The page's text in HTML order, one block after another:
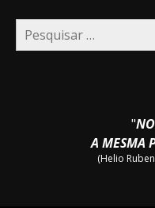
Pesquisar
por:
"
A MESMA
(Helio